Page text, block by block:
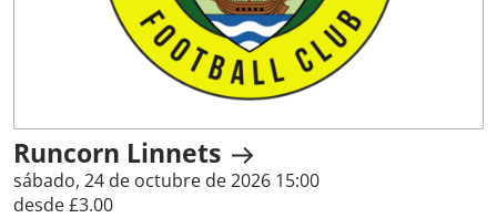
Runcorn Linnets
sábado, 24 de octubre de 2026 15:00
desde £3.00